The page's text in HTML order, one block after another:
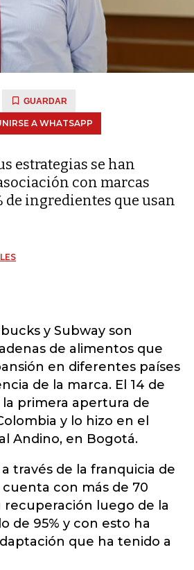
GUARDAR
A WHATSAPP
estrategias se han
con marcas
de ingredientes que usan
y Subway son
de alimentos que
en diferentes países
de la marca. El 14 de
la primera apertura de
y lo hizo en el
Andino, en Bogotá.
través de la franquicia de
cuenta con más de 70
recuperación luego de la
de 95% y con esto ha
que ha tenido a